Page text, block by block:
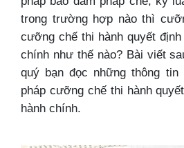
trong trường hợp nào thì
cưỡng chế thi hành quyết
chính như thế nào? Bài viết
quý bạn đọc những thông
pháp cưỡng chế thi hành
hành chính.